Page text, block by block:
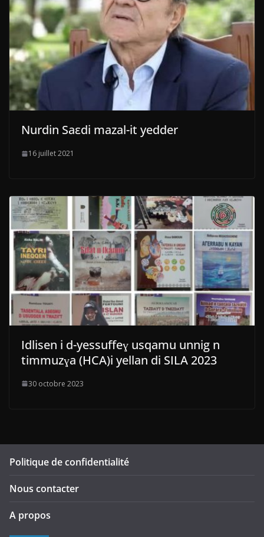
Nurdin Saεdi mazal-it yedder
16 juillet 2021
Idlisen i d-yessuffeɣ usqamu unnig n
timmuzɣa (HCA)i yellan di SILA 2023
30 octobre 2023
Politique de confidentialité
Nous contacter
A propos